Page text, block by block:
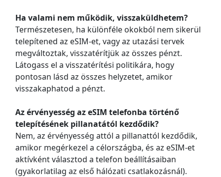
Ha valami nem működik, visszaküldhetem?
Természetesen, ha különféle okokból nem sikerül
telepítened az eSIM-et, vagy az utazási tervek
megváltoztak, visszatérítjük az összes pénzt.
Látogass el a visszatérítési politikára, hogy
pontosan lásd az összes helyzetet, amikor
visszakaphatod a pénzt.
Az érvényesség az eSIM telefonba történő
telepítésének pillanatától kezdődik?
Nem, az érvényesség attól a pillanattól kezdődik,
amikor megérkezel a célországba, és az eSIM-et
aktívként választod a telefon beállításaiban
(gyakorlatilag az első hálózati csatlakozásnál).